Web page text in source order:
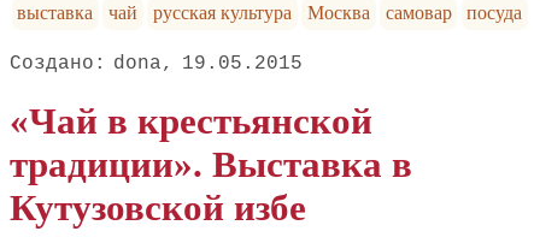
выставка
чай русская культура Москва самовар посуда
dona 19.05.2015
«Чай в крестьянской
традиции». Выставка в
Кутузовской избе